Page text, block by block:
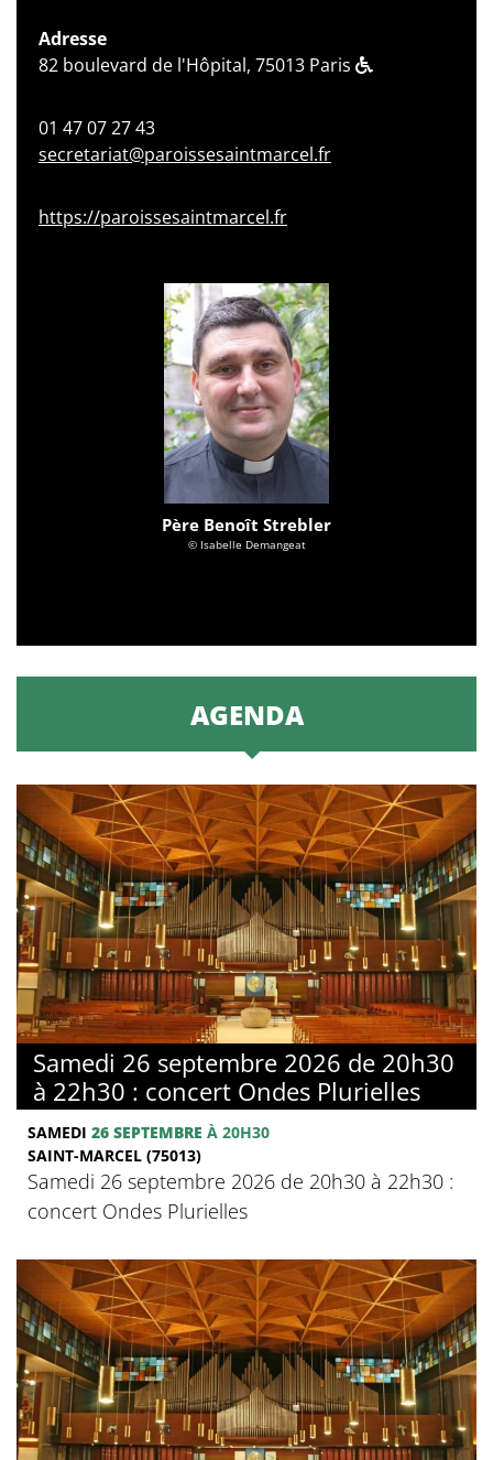
Adresse
82 boulevard de l'Hôpital, 75013 Paris
01 47 07 27 43
secretariat@paroissesaintmarcel.fr
https://paroissesaintmarcel.fr
Père Benoît Strebler
© Isabelle Demangeat
AGENDA
Samedi 26 septembre 2026 de 20h30
à 22h30 : concert Ondes Plurielles
SAMEDI 26 SEPTEMBRE À 20H30
SAINT-MARCEL (75013)
Samedi 26 septembre 2026 de 20h30 à 22h30 :
concert Ondes Plurielles